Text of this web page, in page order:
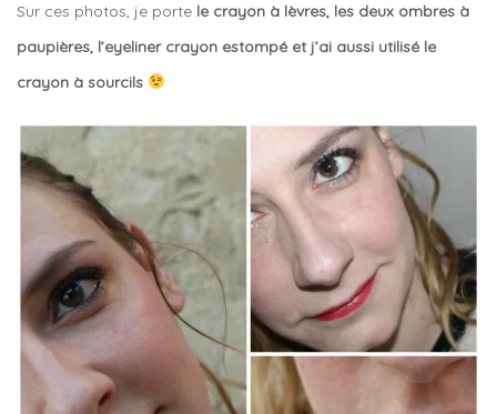
Sur ces photos, je porte le crayon à lèvres, les deux ombres à
paupières, l’eyeliner crayon estompé et j’ai aussi utilisé le
crayon à sourcils